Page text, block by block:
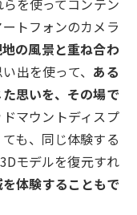
トフォンのカメラ
の風景と重ね合わ
出を使って、 ある
思いを、その場で
マウントディスプ
も、同じ体験する
モデルを復元すれ
体験することもで